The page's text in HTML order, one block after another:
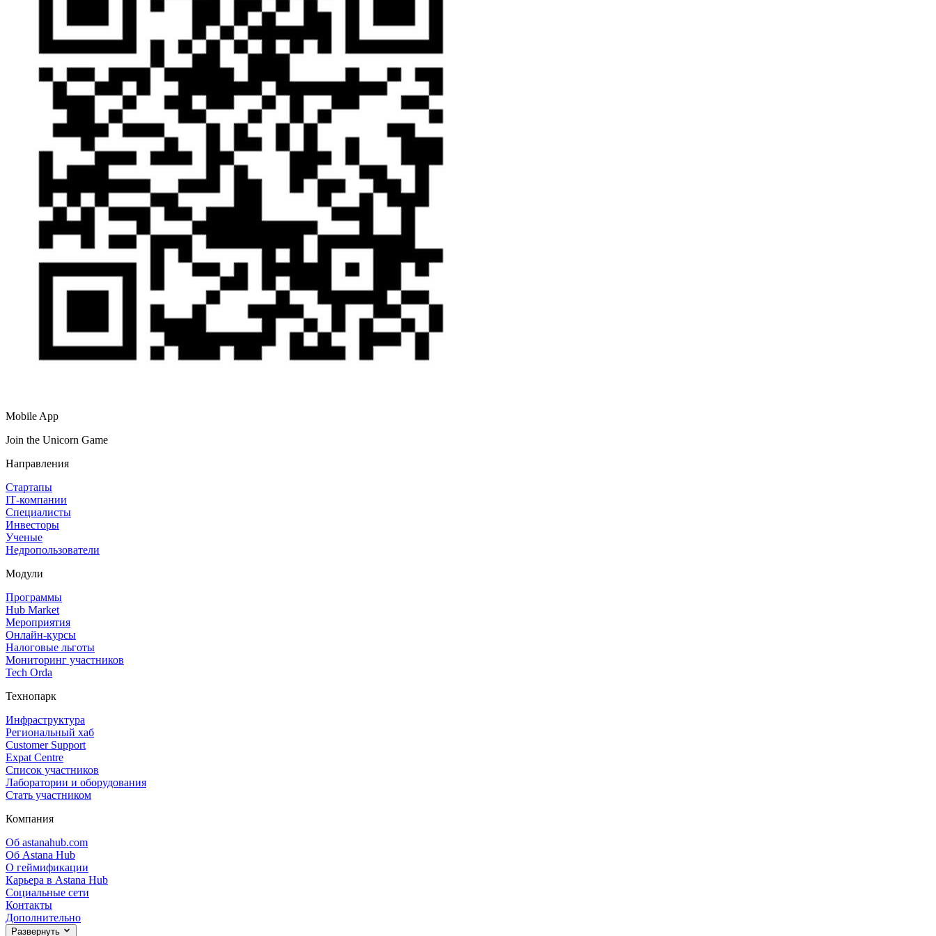
Mobile App
Join the Unicorn Game
Направления
Стартапы
IT‑компании
Специалисты
Инвесторы
Ученые
Недропользователи
Модули
Программы
Hub Market
Мероприятия
Онлайн‑курсы
Налоговые льготы
Мониторинг участников
Tech Orda
Технопарк
Инфраструктура
Региональный хаб
Customer Support
Expat Centre
Список участников
Лаборатории и оборудования
Стать участником
Компания
Об astanahub.com
Об Astana Hub
О геймификации
Карьера в Astana Hub
Социальные сети
Контакты
Дополнительно
Развернуть